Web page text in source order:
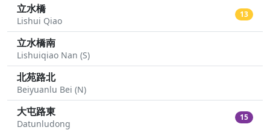
立水橋
Lishui Qiao
13
立水橋南
Lishuiqiao Nan (S)
北苑路北
Beiyuanlu Bei (N)
大屯路東
Datunludong
15